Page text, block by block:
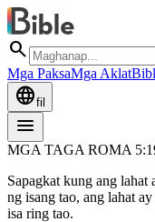
search
Mga PaksaMga Aklat
languagefil
menu
MGA TAGA ROMA
Sapagkat kung ang lahat
ng isang tao, ang lahat
isa ring tao.